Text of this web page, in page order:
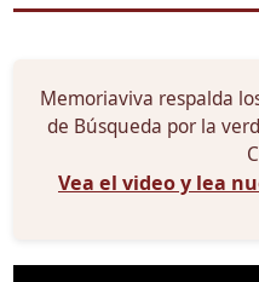
Memoriaviva respalda
de Búsqueda por la
Vea el video y lea